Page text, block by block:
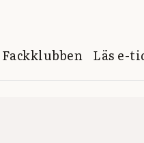
Fackklubben Läs e-